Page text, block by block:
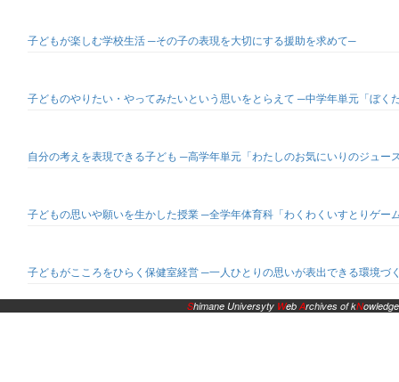
子どもが楽しむ学校生活 ─その子の表現を大切にする援助を求めて─
子どものやりたい・やってみたいという思いをとらえて ─中学年単元「ぼ
自分の考えを表現できる子ども ─高学年単元「わたしのお気にいりのジュー
子どもの思いや願いを生かした授業 ─全学年体育科「わくわくいすとりゲー
子どもがこころをひらく保健室経営 ─一人ひとりの思いが表出できる環境づ
Shimane Universyty WebArchives of kNowledge